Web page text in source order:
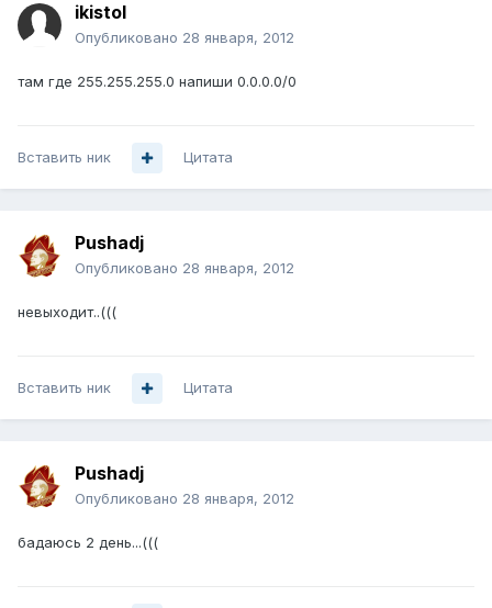
ikistol
Опубликовано 28 января, 2012
там где 255.255.255.0 напиши 0.0.0.0/0
Вставить ник Цитата
Pushadj
Опубликовано 28 января, 2012
невыходит..(((
Вставить ник Цитата
Pushadj
Опубликовано 28 января, 2012
бадаюсь 2 день...(((